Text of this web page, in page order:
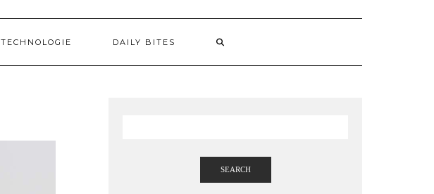
TECHNOLOGIE DAILY BITES
SEARCH